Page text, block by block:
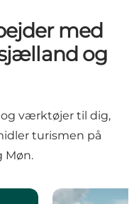
med
og
værktøjer til dig,
turismen på
Møn.
For